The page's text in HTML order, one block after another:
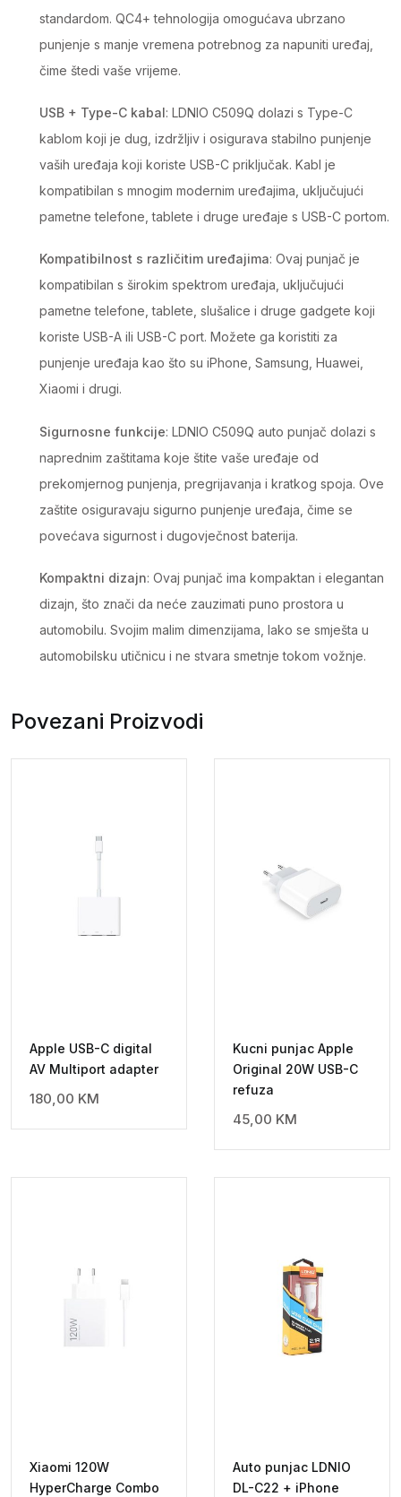
standardom. QC4+ tehnologija omogućava ubrzano
punjenje s manje vremena potrebnog za napuniti uređaj,
čime štedi vaše vrijeme.
USB + Type-C kabal: LDNIO C509Q dolazi s Type-C
kablom koji je dug, izdržljiv i osigurava stabilno punjenje
vaših uređaja koji koriste USB-C priključak. Kabl je
kompatibilan s mnogim modernim uređajima, uključujući
pametne telefone, tablete i druge uređaje s USB-C portom.
Kompatibilnost s različitim uređajima: Ovaj punjač je
kompatibilan s širokim spektrom uređaja, uključujući
pametne telefone, tablete, slušalice i druge gadgete koji
koriste USB-A ili USB-C port. Možete ga koristiti za
punjenje uređaja kao što su iPhone, Samsung, Huawei,
Xiaomi i drugi.
Sigurnosne funkcije: LDNIO C509Q auto punjač dolazi s
naprednim zaštitama koje štite vaše uređaje od
prekomjernog punjenja, pregrijavanja i kratkog spoja. Ove
zaštite osiguravaju sigurno punjenje uređaja, čime se
povećava sigurnost i dugovječnost baterija.
Kompaktni dizajn: Ovaj punjač ima kompaktan i elegantan
dizajn, što znači da neće zauzimati puno prostora u
automobilu. Svojim malim dimenzijama, lako se smješta u
automobilsku utičnicu i ne stvara smetnje tokom vožnje.
Povezani Proizvodi
Apple USB-C digital
AV Multiport adapter
180,00 KM
Kucni punjac Apple
Original 20W USB-C
refuza
45,00 KM
Xiaomi 120W
HyperCharge Combo
Auto punjac LDNIO
DL-C22 + iPhone